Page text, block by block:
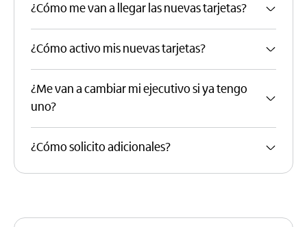
¿Cómo me van a llegar las nuevas tarjetas?
¿Cómo activo mis nuevas tarjetas?
¿Me van a cambiar mi ejecutivo si ya tengo
uno?
¿Cómo solicito adicionales?